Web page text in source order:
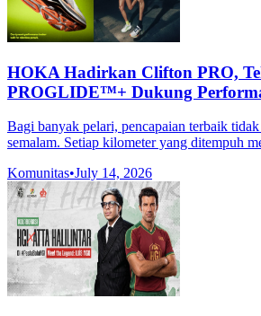
HOKA Hadirkan Clifton PRO,
PROGLIDE™+ Dukung
Bagi banyak pelari, pencapaian terbaik
semalam. Setiap kilometer yang ditempuh
kemampuan dan melampaui
Komunitas•July 14, 2026